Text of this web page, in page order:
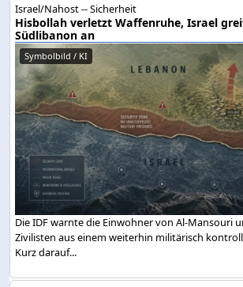
Israel/Nahost -- Sicherheit
Hisbollah verletzt Waffenruhe, Israel
Südlibanon an
Symbolbild / KI
Die IDF warnte die Einwohner von Al-Mansouri
Zivilisten aus einem weiterhin militärisch
Kurz darauf...